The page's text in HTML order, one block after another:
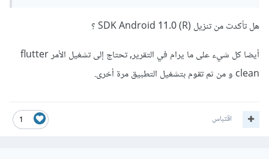
هل تأكدت من تنزيل SDK Android 11.0 (R) ؟
أيضا كل شيء على ما يرام في التقرير, تحتاج إلى تشغيل الأمر flutter
clean و من ثم تقوم بتشغيل التطبيق مرة أخرى.
1 اقتباس